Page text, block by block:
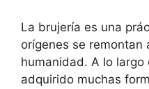
La brujería es una
orígenes se remontan
humanidad. A lo largo
adquirido muchas